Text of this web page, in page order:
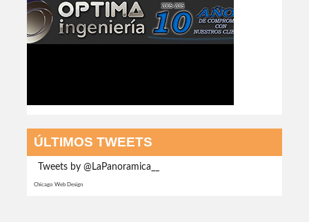
ÚLTIMOS TWEETS
Tweets by @LaPanoramica__
Chicago Web Design